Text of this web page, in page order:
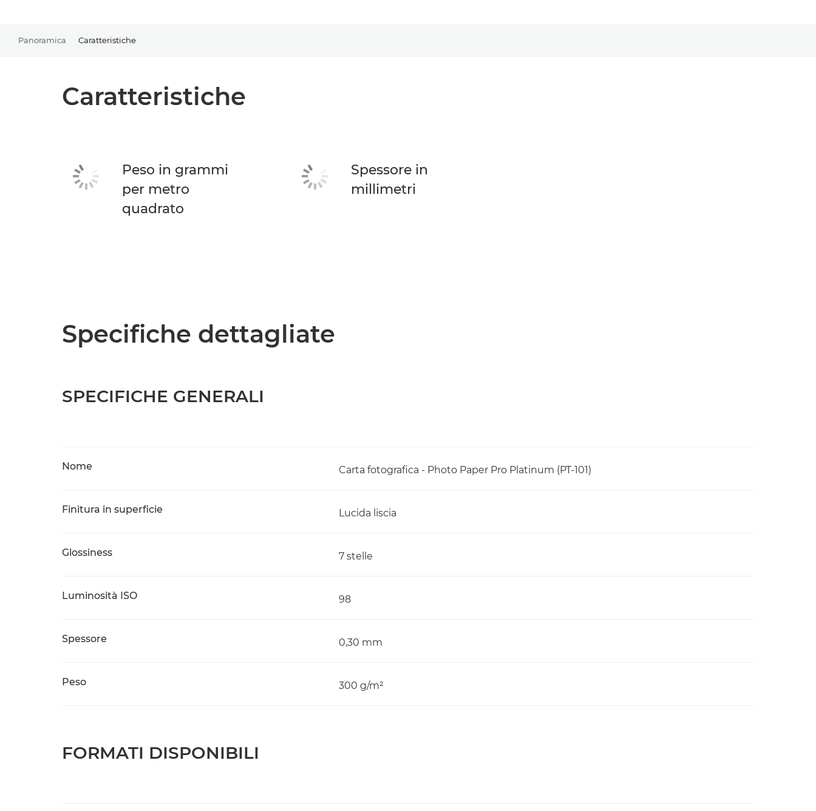
Panoramica Caratteristiche
Caratteristiche
Peso in grammi
per metro
quadrato
Spessore in
millimetri
Specifiche dettagliate
SPECIFICHE GENERALI
Nome Carta fotografica - Photo Paper Pro Platinum (PT-101)
Finitura in superficie Lucida liscia
Glossiness 7 stelle
Luminosità ISO 98
Spessore 0,30 mm
Peso 300 g/m²
FORMATI DISPONIBILI